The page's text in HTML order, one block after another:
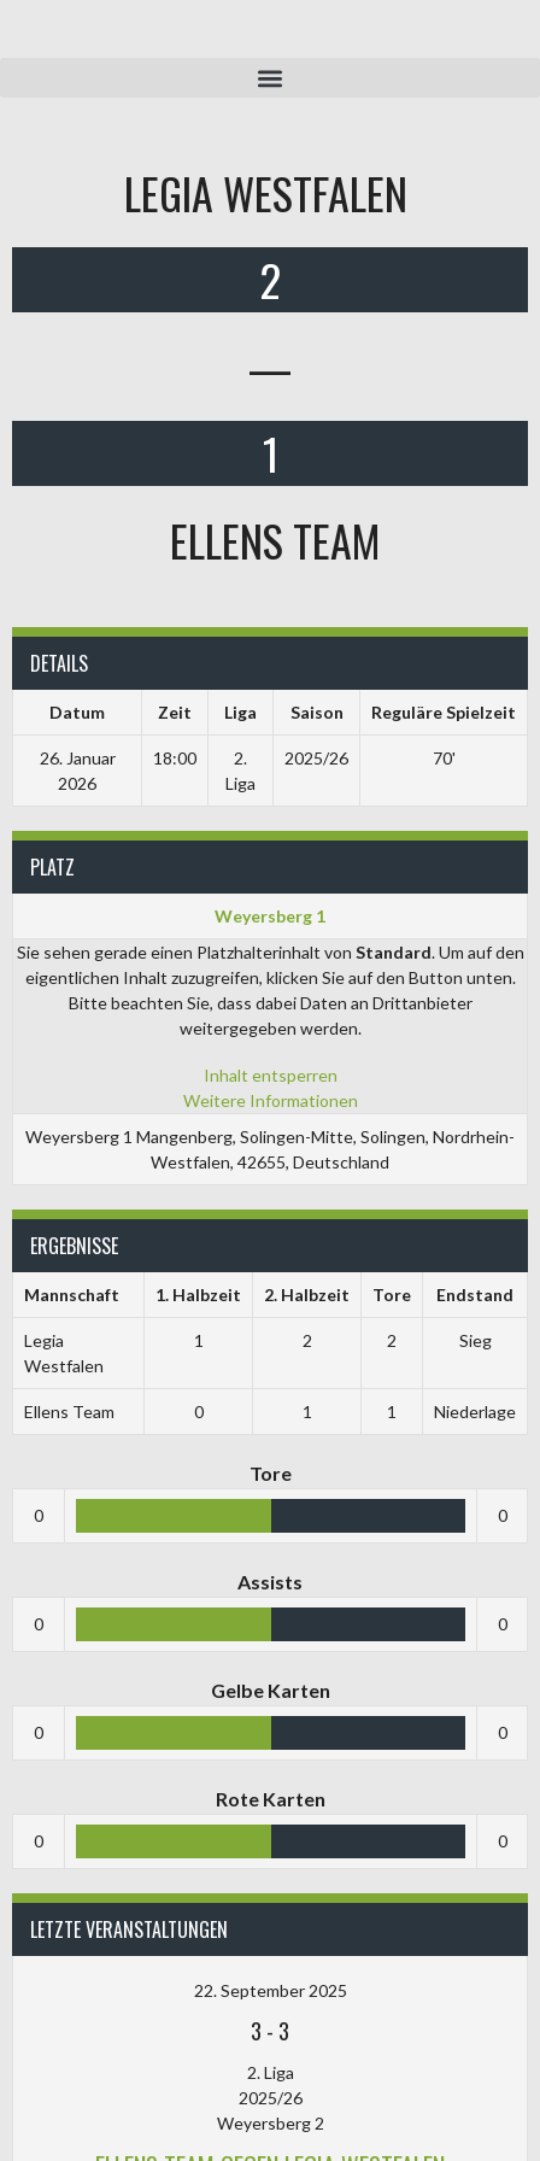
LEGIA WESTFALEN
2
—
1
ELLENS TEAM
DETAILS
Datum Zeit Liga Saison Reguläre Spielzeit
26. Januar
2026
18:00
2.
Liga
2025/26 70'
PLATZ
Weyersberg 1
Sie sehen gerade einen Platzhalterinhalt von Standard. Um auf den
eigentlichen Inhalt zuzugreifen, klicken Sie auf den Button unten.
Bitte beachten Sie, dass dabei Daten an Drittanbieter
weitergegeben werden.
Inhalt entsperren
Weitere Informationen
Weyersberg 1 Mangenberg, Solingen-Mitte, Solingen, Nordrhein-
Westfalen, 42655, Deutschland
ERGEBNISSE
Mannschaft 1. Halbzeit 2. Halbzeit Tore Endstand
Legia
Westfalen
1 2 2 Sieg
Ellens Team 0 1 1 Niederlage
Tore
0 0
Assists
0 0
Gelbe Karten
0 0
Rote Karten
0 0
LETZTE VERANSTALTUNGEN
22. September 2025
3 - 3
2. Liga
2025/26
Weyersberg 2